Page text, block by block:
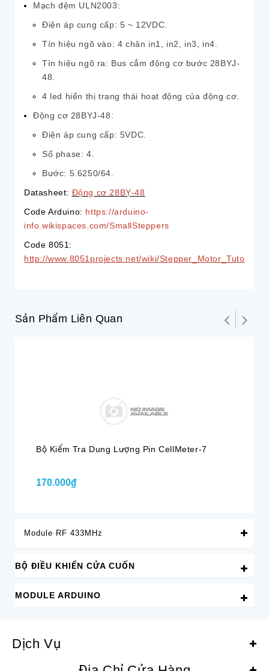
Mạch đệm ULN2003:
Điện áp cung cấp: 5 ~ 12VDC.
Tín hiệu ngõ vào: 4 chân in1, in2, in3, in4.
Tìn hiệu ngõ ra: Bus cắm động cơ bước 28BYJ-
48.
4 led hiển thị trạng thái hoạt động của động cơ.
Động cơ 28BYJ-48:
Điện áp cung cấp: 5VDC.
Số phase: 4.
Bước: 5.6250/64.
Datasheet: Động cơ 28BỴ-48
Code Arduino: https://arduino-
info.wikispaces.com/SmallSteppers
Code 8051:
http://www.8051projects.net/wiki/Stepper_Motor_Tutorial
Sản Phẩm Liên Quan
Bộ Kiểm Tra Dung Lượng Pin CellMeter-7
170.000₫
Module RF 433MHz
BỘ ĐIỀU KHIỂN CỬA CUỐN
MODULE ARDUINO
Dịch Vụ